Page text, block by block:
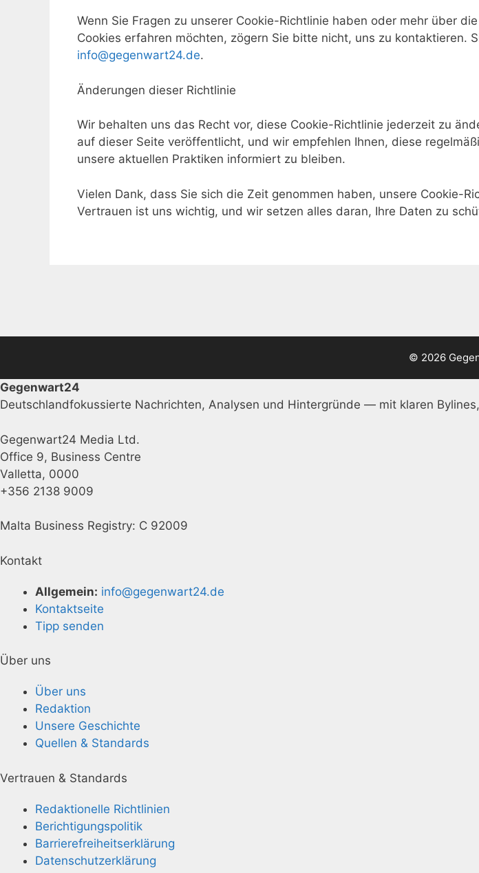
Wenn Sie Fragen zu unserer Cookie-Richtlinie haben oder mehr über
Cookies erfahren möchten, zögern Sie bitte nicht, uns zu kontaktieren.
info@gegenwart24.de.
Änderungen dieser Richtlinie
Wir behalten uns das Recht vor, diese Cookie-Richtlinie jederzeit zu
auf dieser Seite veröffentlicht, und wir empfehlen Ihnen, diese
unsere aktuellen Praktiken informiert zu bleiben.
Vielen Dank, dass Sie sich die Zeit genommen haben, unsere Cookie-
Vertrauen ist uns wichtig, und wir setzen alles daran, Ihre Daten zu
© 2026
Gegenwart24
Deutschlandfokussierte Nachrichten, Analysen und Hintergründe — mit klaren
Gegenwart24 Media Ltd.
Office 9, Business Centre
Valletta, 0000
+356 2138 9009
Malta Business Registry: C 92009
Kontakt
Allgemein: info@gegenwart24.de
Kontaktseite
Tipp senden
Über uns
Über uns
Redaktion
Unsere Geschichte
Quellen & Standards
Vertrauen & Standards
Redaktionelle Richtlinien
Berichtigungspolitik
Barrierefreiheitserklärung
Datenschutzerklärung